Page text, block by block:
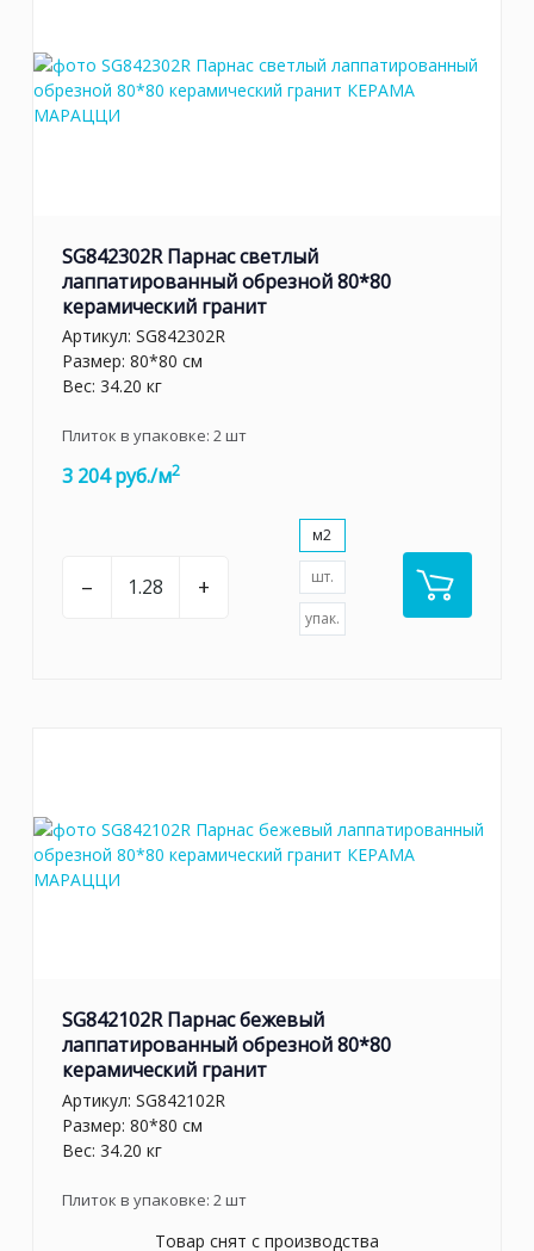
SG842302R Парнас светлый
лаппатированный обрезной 80*80
керамический гранит
Артикул: SG842302R
Размер: 80*80 см
Вес: 34.20 кг
Плиток в упаковке: 2шт
3 204 руб./м2
– +
м2
шт.
упак.
SG842102R Парнас бежевый
лаппатированный обрезной 80*80
керамический гранит
Артикул: SG842102R
Размер: 80*80 см
Вес: 34.20 кг
Плиток в упаковке: 2шт
Товар снят с производства